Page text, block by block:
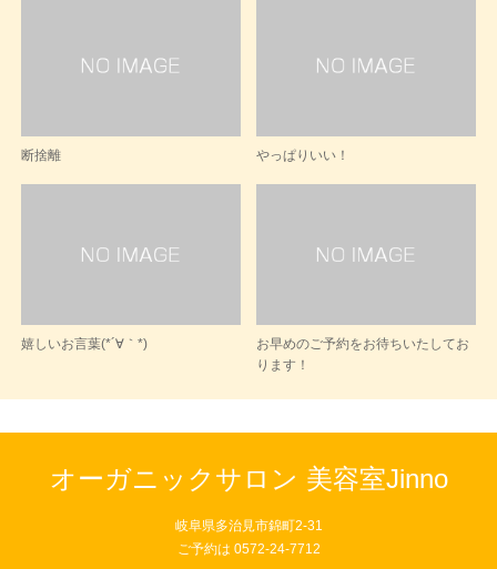
断捨離 やっぱりいい！
嬉しいお言葉(*´∀｀*)
お早めのご予約をお待ちいたしてお
ります！
オーガニックサロン 美容室Jinno
岐阜県多治見市錦町2-31
ご予約は 0572-24-7712